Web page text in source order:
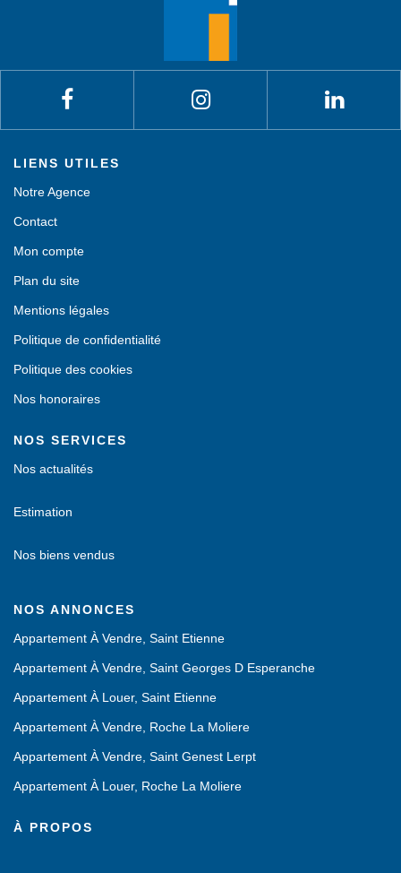
LIENS UTILES
Notre Agence
Contact
Mon compte
Plan du site
Mentions légales
Politique de confidentialité
Politique des cookies
Nos honoraires
NOS SERVICES
Nos actualités
Estimation
Nos biens vendus
NOS ANNONCES
Appartement À Vendre, Saint Etienne
Appartement À Vendre, Saint Georges D Esperanche
Appartement À Louer, Saint Etienne
Appartement À Vendre, Roche La Moliere
Appartement À Vendre, Saint Genest Lerpt
Appartement À Louer, Roche La Moliere
À PROPOS